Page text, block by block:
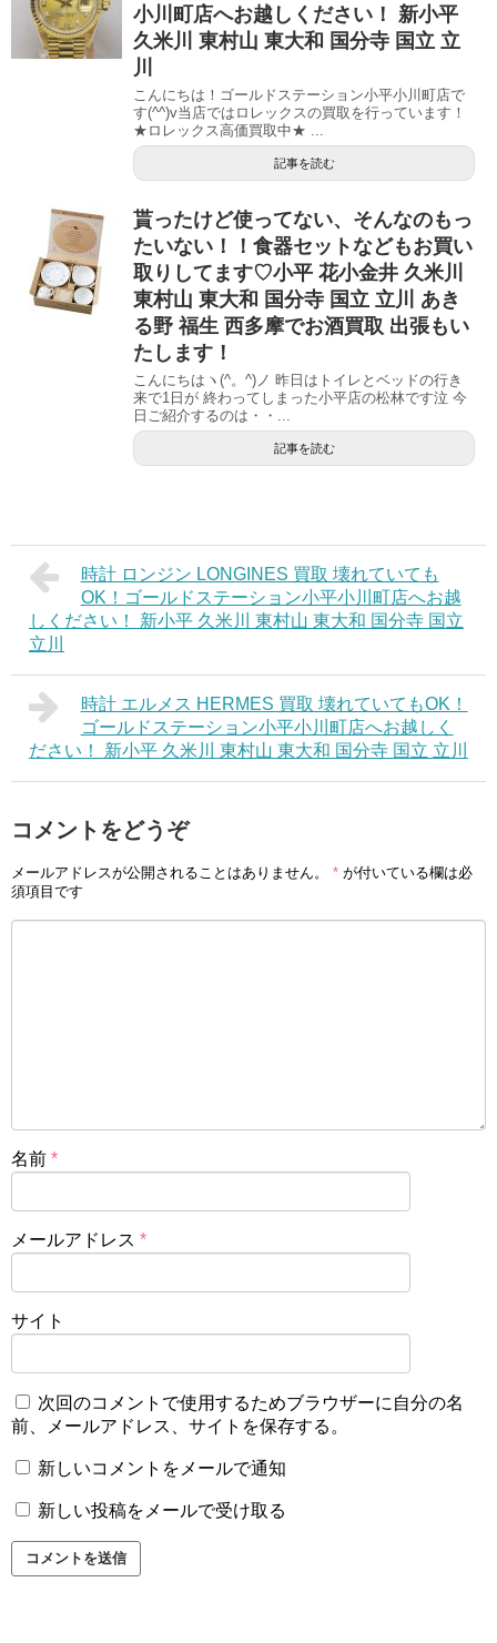
小川町店へお越しください！ 新小平
久米川 東村山 東大和 国分寺 国立 立
川
こんにちは！ゴールドステーション小平小川町店で
す(^^)v当店ではロレックスの買取を行っています！
★ロレックス高価買取中★ ...
記事を読む
貰ったけど使ってない、そんなのもっ
たいない！！食器セットなどもお買い
取りしてます♡小平 花小金井 久米川
東村山 東大和 国分寺 国立 立川 あき
る野 福生 西多摩でお酒買取 出張もい
たします！
こんにちはヽ(^。^)ノ 昨日はトイレとベッドの行き
来で1日が 終わってしまった小平店の松林です泣 今
日ご紹介するのは・・...
記事を読む
時計 ロンジン LONGINES 買取 壊れていても
OK！ゴールドステーション小平小川町店へお越
しください！ 新小平 久米川 東村山 東大和 国分寺 国立
立川
時計 エルメス HERMES 買取 壊れていてもOK！
ゴールドステーション小平小川町店へお越しく
ださい！ 新小平 久米川 東村山 東大和 国分寺 国立 立川
コメントをどうぞ
メールアドレスが公開されることはありません。 * が付いている欄は必
須項目です
名前 *
メールアドレス *
サイト
次回のコメントで使用するためブラウザーに自分の名
前、メールアドレス、サイトを保存する。
新しいコメントをメールで通知
新しい投稿をメールで受け取る